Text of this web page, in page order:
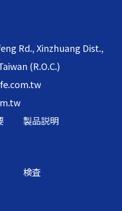
Rd., Xinzhuang Dist.,
(R.O.C.)
製品説明
検査